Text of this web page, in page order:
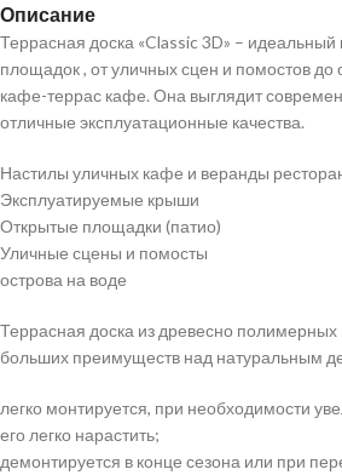
Описание
Террасная доска «Classic 3D» – идеальный
площадок , от уличных сцен и помостов
кафе-террас кафе. Она выглядит
отличные эксплуатационные качества.
Настилы уличных кафе и веранды
Эксплуатируемые крыши
Открытые площадки (патио)
Уличные сцены и помосты
острова на воде
Террасная доска из древесно
больших преимуществ над натуральным
легко монтируется, при необходимости
его легко нарастить;
демонтируется в конце сезона или при